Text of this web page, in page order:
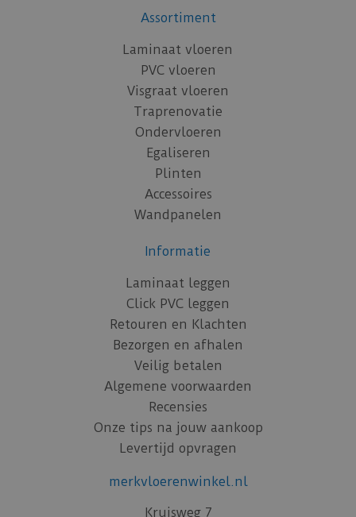
Assortiment
Laminaat vloeren
PVC vloeren
Visgraat vloeren
Traprenovatie
Ondervloeren
Egaliseren
Plinten
Accessoires
Wandpanelen
Informatie
Laminaat leggen
Click PVC leggen
Retouren en Klachten
Bezorgen en afhalen
Veilig betalen
Algemene voorwaarden
Recensies
Onze tips na jouw aankoop
Levertijd opvragen
merkvloerenwinkel.nl
Kruisweg 7